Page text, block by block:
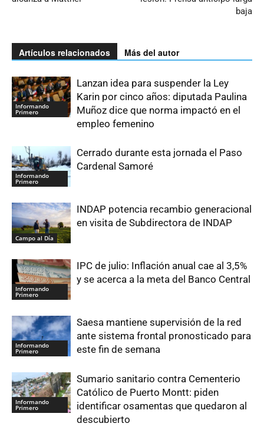
baja
Artículos relacionados Más del autor
Informando
Primero
Lanzan idea para suspender la Ley
Karin por cinco años: diputada Paulina
Muñoz dice que norma impactó en el
empleo femenino
Informando
Primero
Cerrado durante esta jornada el Paso
Cardenal Samoré
Campo al Día
INDAP potencia recambio generacional
en visita de Subdirectora de INDAP
Informando
Primero
IPC de julio: Inflación anual cae al 3,5%
y se acerca a la meta del Banco Central
Informando
Primero
Saesa mantiene supervisión de la red
ante sistema frontal pronosticado para
este fin de semana
Informando
Primero
Sumario sanitario contra Cementerio
Católico de Puerto Montt: piden
identificar osamentas que quedaron al
descubierto